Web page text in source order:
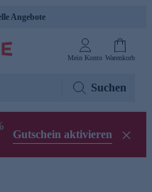
Angebote
Mein Konto Warenkorb
Suchen
Gutschein aktivieren